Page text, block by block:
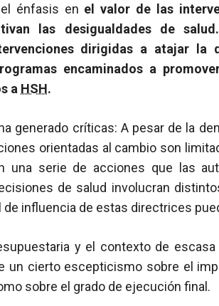
énfasis en el valor de las
las desigualdades de
dirigidas a atajar la
encaminados a
a HSH.
generado críticas: A pesar de la
orientadas al cambio son
una serie de acciones que las
de salud involucran
de influencia de estas directrices
y el contexto de
un cierto escepticismo sobre el
sobre el grado de ejecución final.